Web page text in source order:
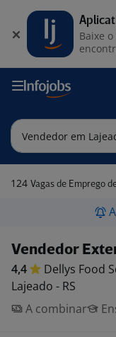
124 Vagas de Emprego
Vendedor
4,4 Dellys Food
Lajeado - RS
A combinar
Baixe